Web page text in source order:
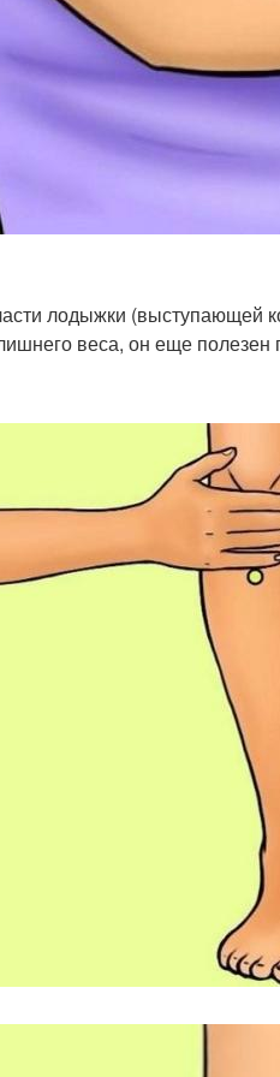
лодыжки (выступающей
веса, он еще